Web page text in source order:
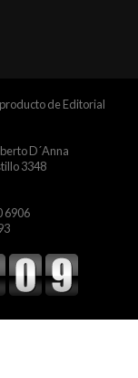
de Editorial
D´Anna
3348
6906